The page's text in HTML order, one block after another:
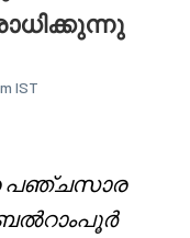
IST
പഞ്ചസാര
ബൽറാംപൂർ